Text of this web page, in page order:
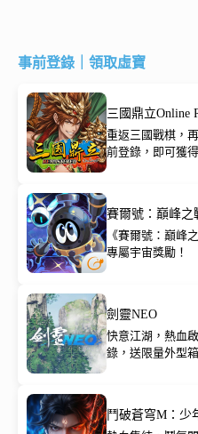
事前登錄｜領取虛寶
三國鼎立Online
重返三國戰棋，
前登錄，即可獲
賽爾號：巔峰之
《賽爾號：巔峰
專屬宇宙獎勵！
劍靈NEO
快意江湖，熱血
錄，送限量外型
鬥破蒼穹M：少